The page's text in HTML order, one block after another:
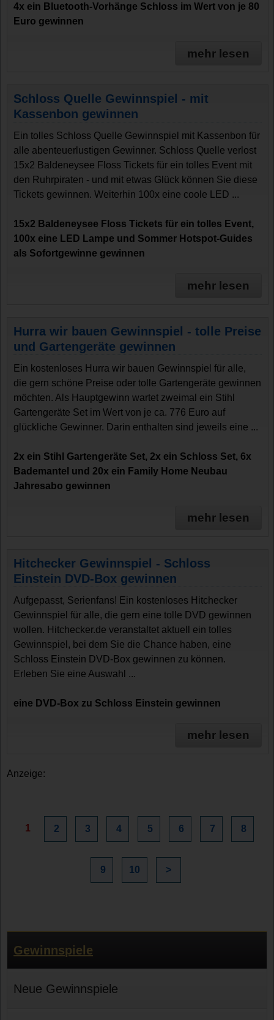
4x ein Bluetooth-Vorhänge Schloss im Wert von je 80
Euro gewinnen
mehr lesen
Schloss Quelle Gewinnspiel - mit
Kassenbon gewinnen
Ein tolles Schloss Quelle Gewinnspiel mit Kassenbon für
alle abenteuerlustigen Gewinner. Schloss Quelle verlost
15x2 Baldeneysee Floss Tickets für ein tolles Event mit
den Ruhrpiraten - und mit etwas Glück können Sie diese
Tickets gewinnen. Weiterhin 100x eine coole LED ...
15x2 Baldeneysee Floss Tickets für ein tolles Event,
100x eine LED Lampe und Sommer Hotspot-Guides
als Sofortgewinne gewinnen
mehr lesen
Hurra wir bauen Gewinnspiel - tolle Preise
und Gartengeräte gewinnen
Ein kostenloses Hurra wir bauen Gewinnspiel für alle,
die gern schöne Preise oder tolle Gartengeräte gewinnen
möchten. Als Hauptgewinn wartet zweimal ein Stihl
Gartengeräte Set im Wert von je ca. 776 Euro auf
glückliche Gewinner. Darin enthalten sind jeweils eine ...
2x ein Stihl Gartengeräte Set, 2x ein Schloss Set, 6x
Bademantel und 20x ein Family Home Neubau
Jahresabo gewinnen
mehr lesen
Hitchecker Gewinnspiel - Schloss
Einstein DVD-Box gewinnen
Aufgepasst, Serienfans! Ein kostenloses Hitchecker
Gewinnspiel für alle, die gern eine tolle DVD gewinnen
wollen. Hitchecker.de veranstaltet aktuell ein tolles
Gewinnspiel, bei dem Sie die Chance haben, eine
Schloss Einstein DVD-Box gewinnen zu können.
Erleben Sie eine Auswahl ...
eine DVD-Box zu Schloss Einstein gewinnen
mehr lesen
Anzeige:
1 2 3 4 5 6 7 8
9 10 >
Gewinnspiele
Neue Gewinnspiele